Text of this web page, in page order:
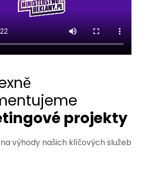
projekty
výhody našich klíčových služeb